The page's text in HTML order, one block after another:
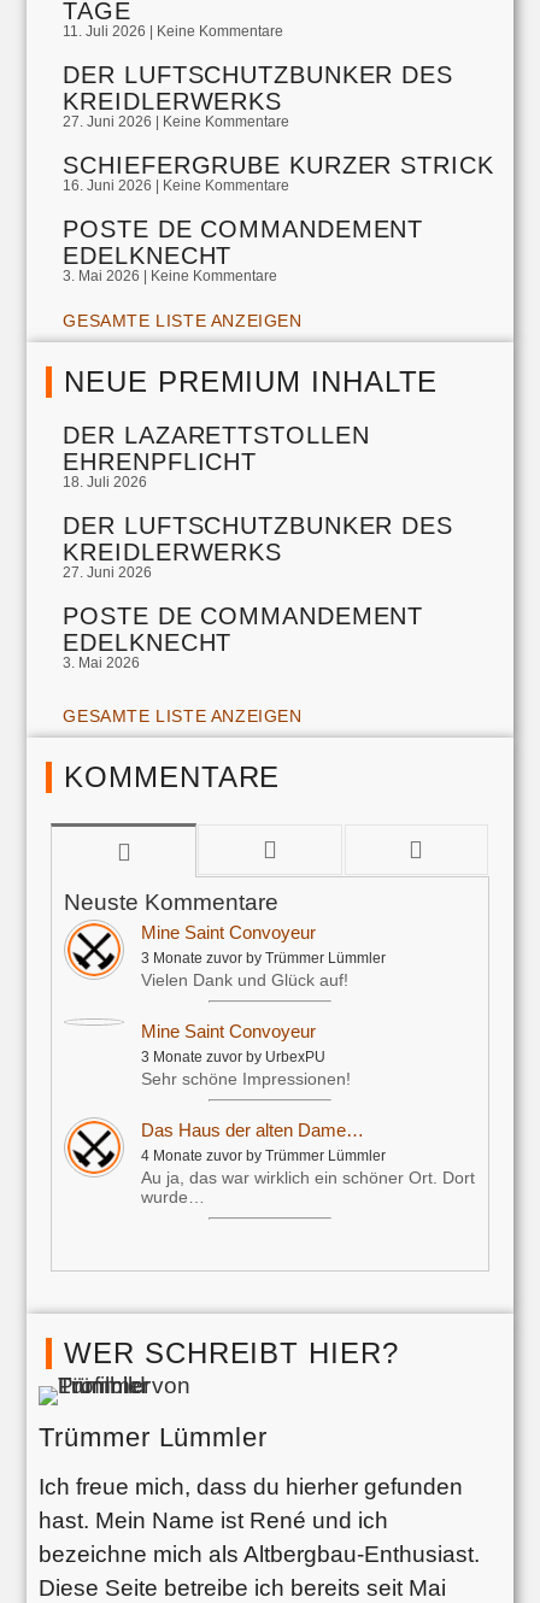
TAGE
11. Juli 2026 Keine Kommentare
DER LUFTSCHUTZBUNKER DES
KREIDLERWERKS
27. Juni 2026 Keine Kommentare
SCHIEFERGRUBE KURZER STRICK
16. Juni 2026 Keine Kommentare
POSTE DE COMMANDEMENT
EDELKNECHT
3. Mai 2026 Keine Kommentare
GESAMTE LISTE ANZEIGEN
NEUE PREMIUM INHALTE
DER LAZARETTSTOLLEN
EHRENPFLICHT
18. Juli 2026
DER LUFTSCHUTZBUNKER DES
KREIDLERWERKS
27. Juni 2026
POSTE DE COMMANDEMENT
EDELKNECHT
3. Mai 2026
GESAMTE LISTE ANZEIGEN
KOMMENTARE
Neuste Kommentare
Mine Saint Convoyeur
3 Monate zuvor by Trümmer Lümmler
Vielen Dank und Glück auf!
Mine Saint Convoyeur
3 Monate zuvor by UrbexPU
Sehr schöne Impressionen!
Das Haus der alten Dame…
4 Monate zuvor by Trümmer Lümmler
Au ja, das war wirklich ein schöner Ort. Dort
wurde…
WER SCHREIBT HIER?
Trümmer Lümmler
Ich freue mich, dass du hierher gefunden
hast. Mein Name ist René und ich
bezeichne mich als Altbergbau-Enthusiast.
Diese Seite betreibe ich bereits seit Mai